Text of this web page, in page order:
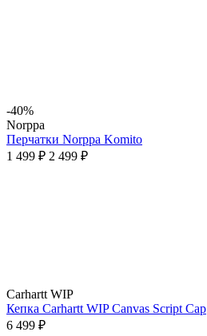
-40%
Norppa
Перчатки Norppa Komito
1 499 ₽ 2 499 ₽
Carhartt WIP
Кепка Carhartt WIP Canvas Script Cap
6 499 ₽